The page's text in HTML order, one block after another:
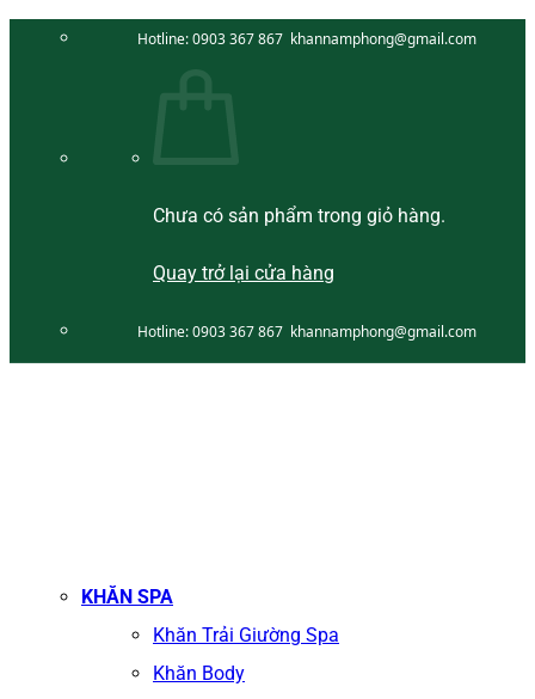
Hotline:0903 367 867 khannamphong@gmail.com
Chưa có sản phẩm trong giỏ hàng.
Quay trở lại cửa hàng
Hotline:0903 367 867 khannamphong@gmail.com
KHĂN SPA
Khăn Trải Giường Spa
Khăn Body